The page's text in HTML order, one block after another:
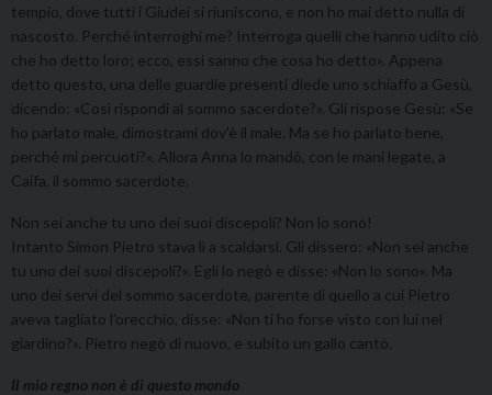
tempio, dove tutti i Giudei si riuniscono, e non ho mai detto nulla di
nascosto. Perché interroghi me? Interroga quelli che hanno udito ciò
che ho detto loro; ecco, essi sanno che cosa ho detto». Appena
detto questo, una delle guardie presenti diede uno schiaffo a Gesù,
dicendo: «Così rispondi al sommo sacerdote?». Gli rispose Gesù: «Se
ho parlato male, dimostrami dov’è il male. Ma se ho parlato bene,
perché mi percuoti?». Allora Anna lo mandò, con le mani legate, a
Caifa, il sommo sacerdote.
Non sei anche tu uno dei suoi discepoli? Non lo sono!
Intanto Simon Pietro stava lì a scaldarsi. Gli dissero: «Non sei anche
tu uno dei suoi discepoli?». Egli lo negò e disse: «Non lo sono». Ma
uno dei servi del sommo sacerdote, parente di quello a cui Pietro
aveva tagliato l’orecchio, disse: «Non ti ho forse visto con lui nel
giardino?». Pietro negò di nuovo, e subito un gallo cantò.
Il mio regno non è di questo mondo